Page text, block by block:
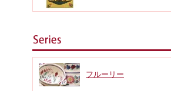
フルーリー